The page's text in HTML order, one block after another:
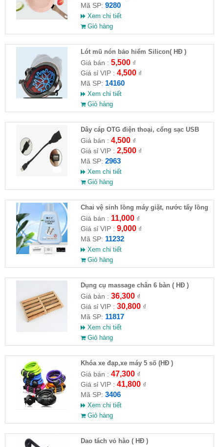
Mã SP: 9280
Xem chi tiết
Giỏ hàng
Lót mũ nón bảo hiểm Silicon( HĐ )
Giá bán : 5,500₫
Giá sỉ VIP : 4,500₫
Mã SP: 14160
Xem chi tiết
Giỏ hàng
Dây cáp OTG điện thoại, cổng sạc USB
Giá bán : 4,500₫
Giá sỉ VIP : 2,500₫
Mã SP: 2963
Xem chi tiết
Giỏ hàng
Chai vệ sinh lồng máy giặt, nước tẩy lồng
máy giặt CLEANING FLUID
Giá bán : 11,000₫
Giá sỉ VIP : 9,000₫
Mã SP: 11232
Xem chi tiết
Giỏ hàng
Dụng cụ massage chân 6 bàn ( HĐ )
Giá bán : 36,300₫
Giá sỉ VIP : 30,800₫
Mã SP: 11817
Xem chi tiết
Giỏ hàng
Khóa xe đạp,xe máy 5 số (HĐ )
Giá bán : 47,300₫
Giá sỉ VIP : 41,800₫
Mã SP: 3406
Xem chi tiết
Giỏ hàng
Dao tách vỏ hào ( HĐ )